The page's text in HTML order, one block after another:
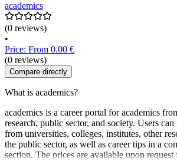
academics
(0 reviews)
•
Price: From 0.00 €
(0 reviews)
Compare directly
What is academics?
academics is a career portal for academics
research, public sector, and society. Users
from universities, colleges, institutes, other
the public sector, as well as career tips in a
section. The prices are available upon